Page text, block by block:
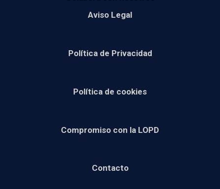
Aviso Legal
Política de Privacidad
Política de cookies
Compromiso con la LOPD
Contacto